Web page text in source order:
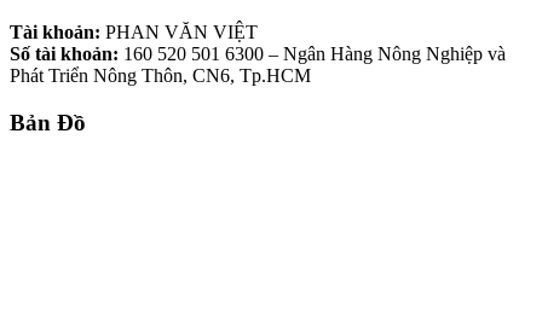
Tài khoản: PHAN VĂN VIỆT
Số tài khoản: 160 520 501 6300 – Ngân Hàng Nông Nghiệp và
Phát Triển Nông Thôn, CN6, Tp.HCM
Bản Đồ